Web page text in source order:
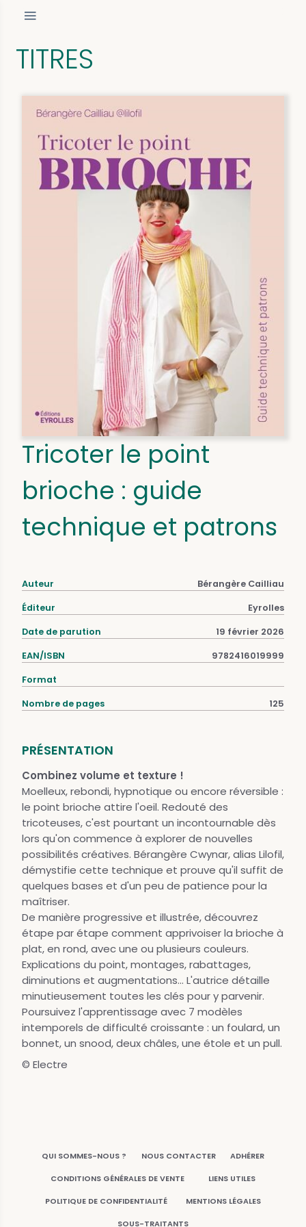
TITRES
Tricoter le point
brioche : guide
technique et patrons
Auteur Bérangère Cailliau
Éditeur Eyrolles
Date de parution 19 février 2026
EAN/ISBN 9782416019999
Format
Nombre de pages 125
PRÉSENTATION
Combinez volume et texture !
Moelleux, rebondi, hypnotique ou encore réversible :
le point brioche attire l'oeil. Redouté des
tricoteuses, c'est pourtant un incontournable dès
lors qu'on commence à explorer de nouvelles
possibilités créatives. Bérangère Cwynar, alias Lilofil,
démystifie cette technique et prouve qu'il suffit de
quelques bases et d'un peu de patience pour la
maîtriser.
De manière progressive et illustrée, découvrez
étape par étape comment apprivoiser la brioche à
plat, en rond, avec une ou plusieurs couleurs.
Explications du point, montages, rabattages,
diminutions et augmentations... L'autrice détaille
minutieusement toutes les clés pour y parvenir.
Poursuivez l'apprentissage avec 7 modèles
intemporels de difficulté croissante : un foulard, un
bonnet, un snood, deux châles, une étole et un pull.
© Electre
QUI SOMMES-NOUS ? NOUS CONTACTER ADHÉRER
CONDITIONS GÉNÉRALES DE VENTE LIENS UTILES
POLITIQUE DE CONFIDENTIALITÉ MENTIONS LÉGALES
SOUS-TRAITANTS